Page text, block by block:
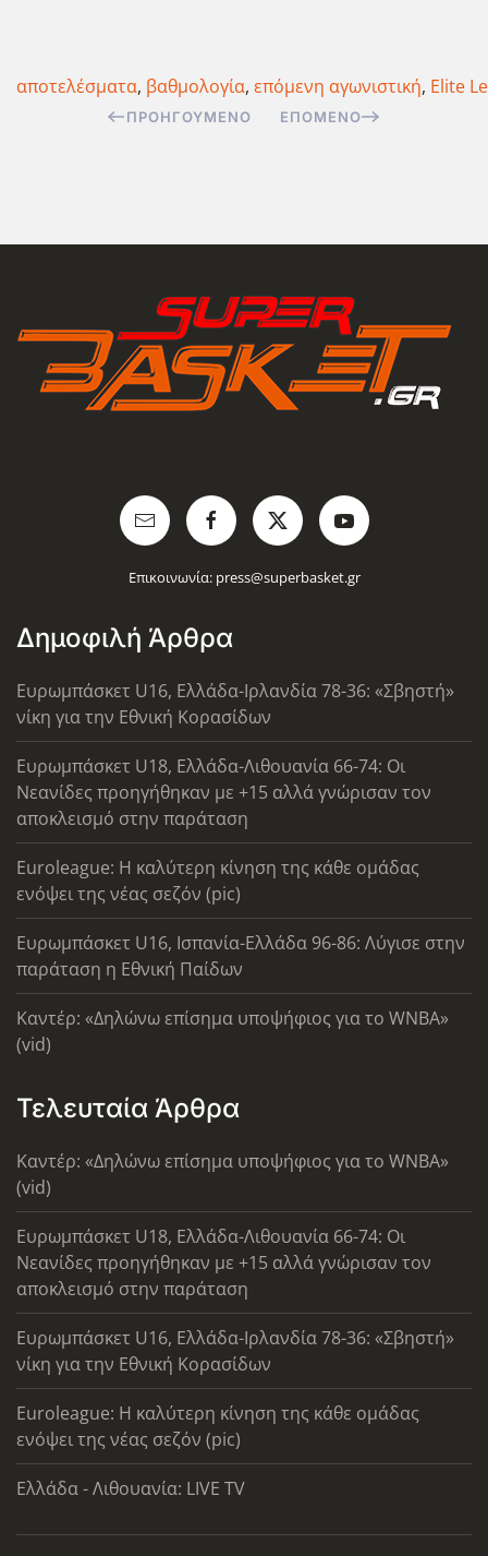
αποτελέσματα, βαθμολογία, επόμενη αγωνιστική, Elite
ΠΡΟΗΓΟΎΜΕΝΟ ΕΠΌΜΕΝΟ
Επικοινωνία: press@superbasket.gr
Δημοφιλή Άρθρα
Ευρωμπάσκετ U16, Ελλάδα-Ιρλανδία 78-36: «Σβηστή»
νίκη για την Εθνική Κορασίδων
Ευρωμπάσκετ U18, Ελλάδα-Λιθουανία 66-74: Οι
Νεανίδες προηγήθηκαν με +15 αλλά γνώρισαν τον
αποκλεισμό στην παράταση
Euroleague: Η καλύτερη κίνηση της κάθε ομάδας
ενόψει της νέας σεζόν (pic)
Ευρωμπάσκετ U16, Ισπανία-Ελλάδα 96-86: Λύγισε στην
παράταση η Εθνική Παίδων
Καντέρ: «Δηλώνω επίσημα υποψήφιος για το WNBA»
(vid)
Τελευταία Άρθρα
Καντέρ: «Δηλώνω επίσημα υποψήφιος για το WNBA»
(vid)
Ευρωμπάσκετ U18, Ελλάδα-Λιθουανία 66-74: Οι
Νεανίδες προηγήθηκαν με +15 αλλά γνώρισαν τον
αποκλεισμό στην παράταση
Ευρωμπάσκετ U16, Ελλάδα-Ιρλανδία 78-36: «Σβηστή»
νίκη για την Εθνική Κορασίδων
Euroleague: Η καλύτερη κίνηση της κάθε ομάδας
ενόψει της νέας σεζόν (pic)
Ελλάδα - Λιθουανία: LIVE TV